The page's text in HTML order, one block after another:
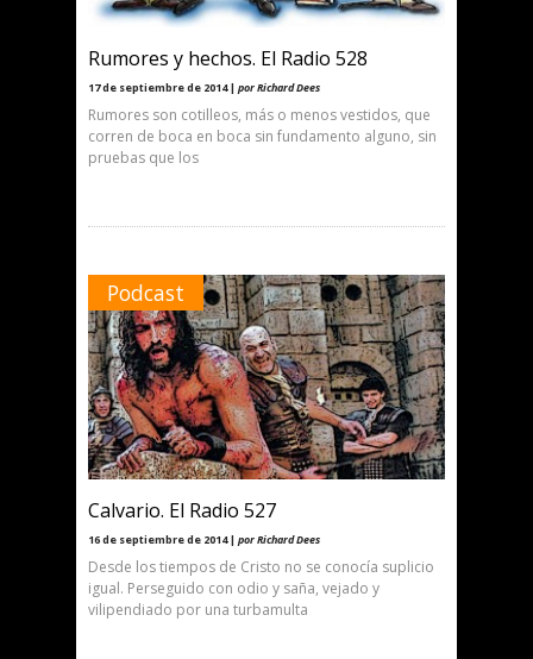
Rumores y hechos. El Radio 528
17 de septiembre de 2014 | por Richard Dees
Rumores son cotilleos, más o menos vestidos, que
corren de boca en boca sin fundamento alguno, sin
pruebas que los
Podcast
Calvario. El Radio 527
16 de septiembre de 2014 | por Richard Dees
Desde los tiempos de Cristo no se conocía suplicio
igual. Perseguido con odio y saña, vejado y
vilipendiado por una turbamulta